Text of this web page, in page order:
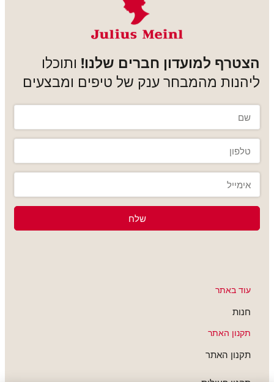
הצטרף למועדון חברים שלנו! ותוכלו
ליהנות מהמבחר ענק של טיפים ומבצעים
שלח
עוד באתר
חנות
תקנון האתר
תקנון האתר